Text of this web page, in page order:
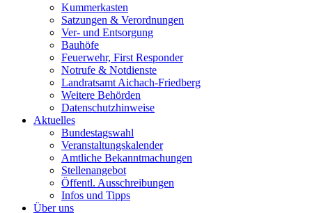
Kummerkasten
Satzungen & Verordnungen
Ver- und Entsorgung
Bauhöfe
Feuerwehr, First Responder
Notrufe & Notdienste
Landratsamt Aichach-Friedberg
Weitere Behörden
Datenschutzhinweise
Aktuelles
Bundestagswahl
Veranstaltungskalender
Amtliche Bekanntmachungen
Stellenangebot
Öffentl. Ausschreibungen
Infos und Tipps
Über uns